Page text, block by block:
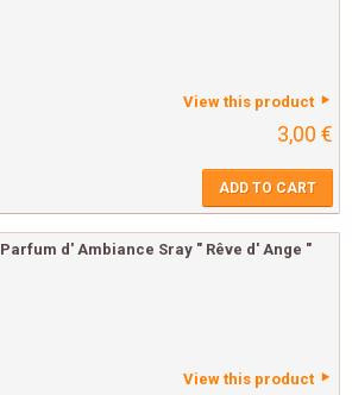
View this product
3,00 €
ADD TO CART
Parfum d' Ambiance Sray " Rêve d' Ange "
View this product